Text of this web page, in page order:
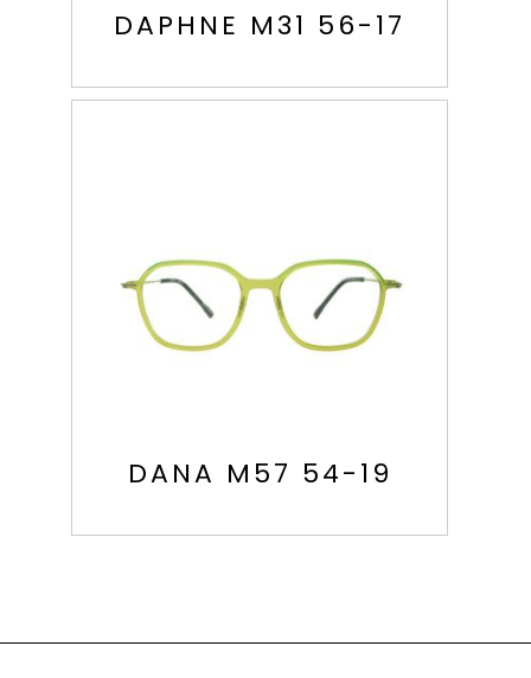
DAPHNE M31 56-17
DANA M57 54-19